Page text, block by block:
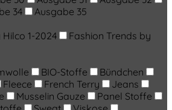
34
Ausgabe 35
1-2024
Fashion Trends by
BIO-Stoffe
Bündchen
Fleece French Terry
Jeans
Musselin Gauze
Panel Stoffe